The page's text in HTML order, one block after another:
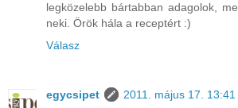
legközelebb bártabban adagolok,
neki. Örök hála a receptért :)
Válasz
egycsipet
2011. május 17. 13:41